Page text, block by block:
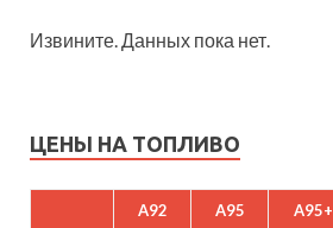
Извините. Данных пока нет.
ЦЕНЫ НА ТОПЛИВО
A92 A95 A95+